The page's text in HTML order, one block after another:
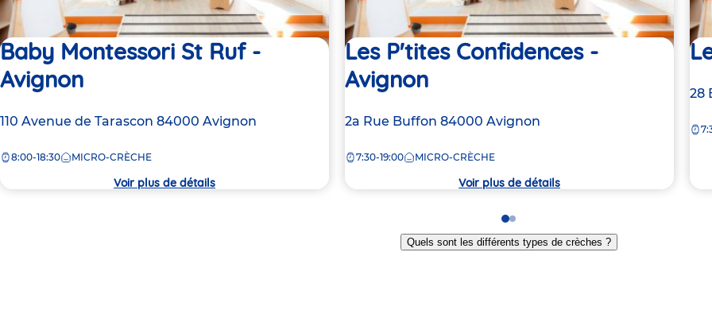
Baby Montessori St Ruf -
Avignon
Adresse
la
110 Avenue de Tarascon 84000 Avignon
8:00-18:30 MICRO-CRÈCHE
Voir plus de détails
Les P'tites Confidences -
Avignon
Adresse
la
2a Rue Buffon 84000 Avignon
7:30-19:00 MICRO-CRÈCHE
Voir plus de détails
la
28
Go
to
slide
Go
to
slide
Quels sont les différents types de crèches ?